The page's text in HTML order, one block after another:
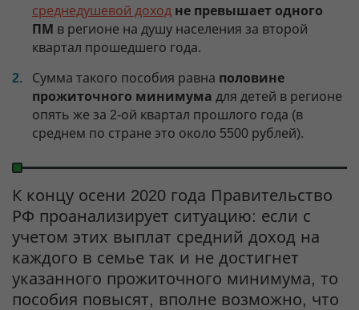
среднедушевой доход не превышает одного
ПМ в регионе на душу населения за второй
квартал прошедшего года.
Сумма такого пособия равна половине
прожиточного минимума для детей в регионе
опять же за 2-ой квартал прошлого года (в
среднем по стране это около 5500 рублей).
К концу осени 2020 года Правительство
РФ проанализирует ситуацию: если с
учетом этих выплат средний доход на
каждого в семье так и не достигнет
указанного прожиточного минимума, то
пособия повысят, вполне возможно, что